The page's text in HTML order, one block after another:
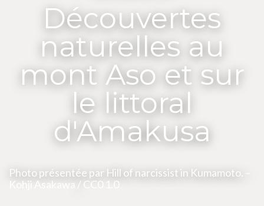
Découvertes
naturelles au
mont Aso et sur
le littoral
d'Amakusa
Photo présentée par Hill of narcissist in Kumamoto. –
Kohji Asakawa / CC0 1.0